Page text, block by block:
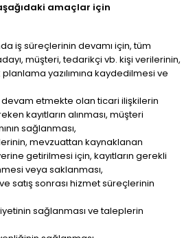
amaçlar için
iş süreçlerinin devamı için, tüm
müşteri, tedarikçi vb. kişi verilerinin,
yazılımına kaydedilmesi ve
etmekte olan ticari ilişkilerin
kayıtların alınması, müşteri
sağlanması,
mevzuattan kaynaklanan
getirilmesi için, kayıtların gerekli
veya saklanması,
satış sonrası hizmet süreçlerinin
sağlanması ve taleplerin